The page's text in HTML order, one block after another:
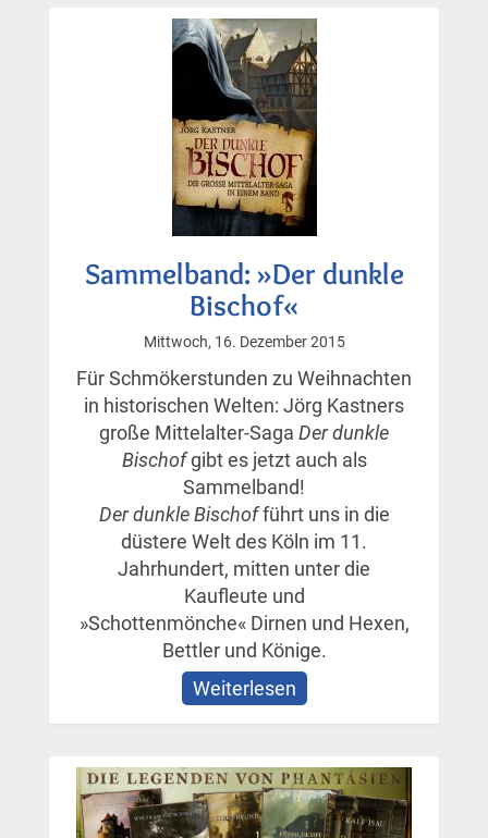
Staub
und
Sand
Sammelband: »Der dunkle
Bischof«
Mittwoch, 16. Dezember 2015
Für Schmökerstunden zu Weihnachten
in historischen Welten: Jörg Kastners
große Mittelalter-Saga Der dunkle
Bischofgibt es jetzt auch als
Sammelband!
Der dunkle Bischofführt uns in die
düstere Welt des Köln im 11.
Jahrhundert, mitten unter die
Kaufleute und
»Schottenmönche« Dirnen und Hexen,
Bettler und Könige.
Weiterlesen
dunkle
Bischof«